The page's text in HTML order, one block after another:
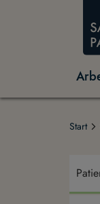
Start